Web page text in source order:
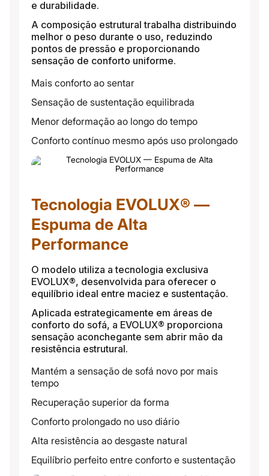
e durabilidade.
A composição estrutural trabalha distribuindo
melhor o peso durante o uso, reduzindo
pontos de pressão e proporcionando
sensação de conforto uniforme.
Mais conforto ao sentar
Sensação de sustentação equilibrada
Menor deformação ao longo do tempo
Conforto contínuo mesmo após uso prolongado
Tecnologia EVOLUX® —
Espuma de Alta
Performance
O modelo utiliza a tecnologia exclusiva
EVOLUX®, desenvolvida para oferecer o
equilíbrio ideal entre maciez e sustentação.
Aplicada estrategicamente em áreas de
conforto do sofá, a EVOLUX® proporciona
sensação aconchegante sem abrir mão da
resistência estrutural.
Mantém a sensação de sofá novo por mais
tempo
Recuperação superior da forma
Conforto prolongado no uso diário
Alta resistência ao desgaste natural
Equilíbrio perfeito entre conforto e sustentação